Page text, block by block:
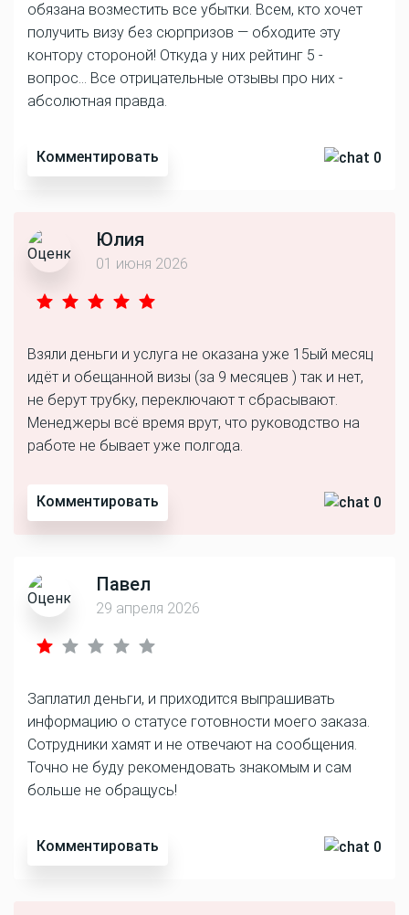
обязана возместить все убытки. Всем, кто хочет
получить визу без сюрпризов — обходите эту
контору стороной! Откуда у них рейтинг 5 -
вопрос... Все отрицательные отзывы про них -
абсолютная правда.
Комментировать 0
Юлия
01 июня 2026
Взяли деньги и услуга не оказана уже 15ый месяц
идёт и обещанной визы (за 9 месяцев ) так и нет,
не берут трубку, переключают т сбрасывают.
Менеджеры всё время врут, что руководство на
работе не бывает уже полгода.
Комментировать 0
Павел
29 апреля 2026
Заплатил деньги, и приходится выпрашивать
информацию о статусе готовности моего заказа.
Сотрудники хамят и не отвечают на сообщения.
Точно не буду рекомендовать знакомым и сам
больше не обращусь!
Комментировать 0